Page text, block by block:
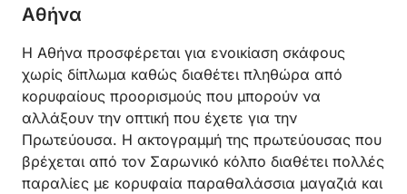
Αθήνα
Η Αθήνα προσφέρεται για ενοικίαση σκάφους
χωρίς δίπλωμα καθώς διαθέτει πληθώρα από
κορυφαίους προορισμούς που μπορούν να
αλλάξουν την οπτική που έχετε για την
Πρωτεύουσα. Η ακτογραμμή της πρωτεύουσας που
βρέχεται από τον Σαρωνικό κόλπο διαθέτει πολλές
παραλίες με κορυφαία παραθαλάσσια μαγαζιά και